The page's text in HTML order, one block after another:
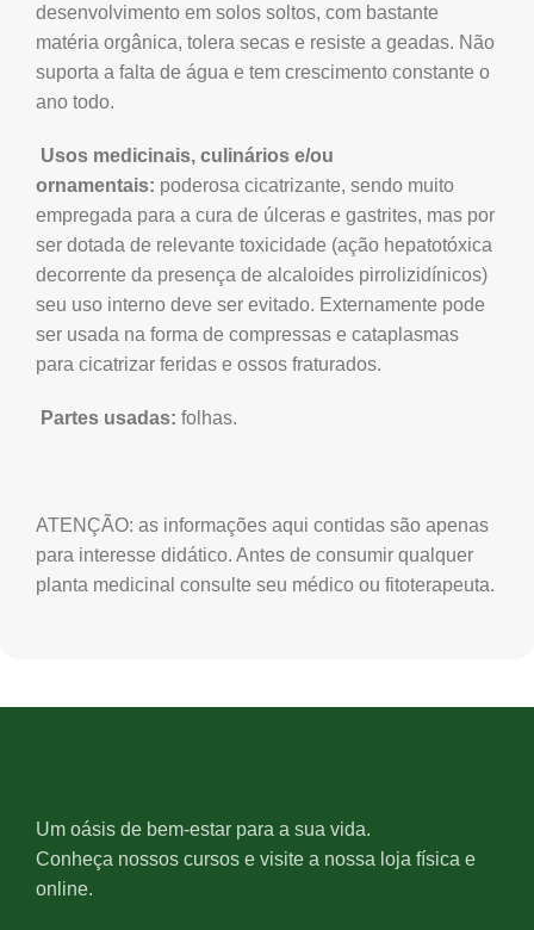
desenvolvimento em solos soltos, com bastante
matéria orgânica, tolera secas e resiste a geadas. Não
suporta a falta de água e tem crescimento constante o
ano todo.
Usos medicinais, culinários e/ou
ornamentais: poderosa cicatrizante, sendo muito
empregada para a cura de úlceras e gastrites, mas por
ser dotada de relevante toxicidade (ação hepatotóxica
decorrente da presença de alcaloides pirrolizidínicos)
seu uso interno deve ser evitado. Externamente pode
ser usada na forma de compressas e cataplasmas
para cicatrizar feridas e ossos fraturados.
Partes usadas: folhas.
ATENÇÃO: as informações aqui contidas são apenas
para interesse didático. Antes de consumir qualquer
planta medicinal consulte seu médico ou fitoterapeuta.
Um oásis de bem-estar para a sua vida.
Conheça nossos cursos e visite a nossa loja física e
online.